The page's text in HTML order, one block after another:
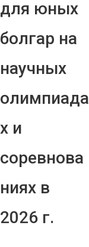
для юных
болгар на
научных
олимпиада
х и
соревнова
ниях в
2026 г.